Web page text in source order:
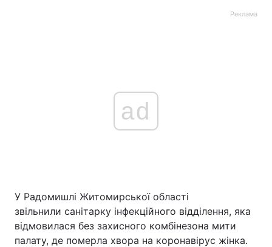
Реклама
ad
У Радомишлі Житомирської області
звільнили санітарку інфекційного відділення, яка
відмовилася без захисного комбінезона мити
палату, де померла хвора на коронавірус жінка.